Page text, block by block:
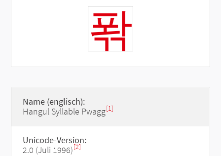
퐊
Name (englisch):
Hangul Syllable Pwagg[1]
Unicode-Version:
2.0 (Juli 1996)[2]